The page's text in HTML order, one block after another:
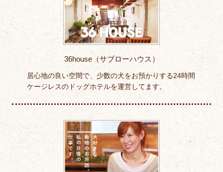
36house（サブローハウス）
居心地の良い空間で、少数の犬をお預かりする24時間
ケージレスのドッグホテルを運営してます。